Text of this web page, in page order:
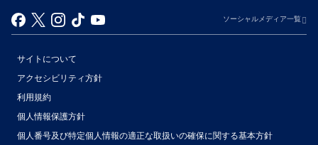
ソーシャルメディア一覧
サイトについて
アクセシビリティ方針
利用規約
個人情報保護方針
個人番号及び特定個人情報の適正な取扱いの確保に関する基本方針